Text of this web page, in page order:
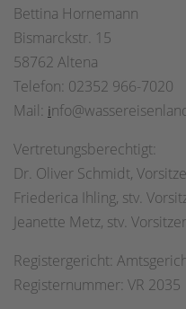
Bettina Hornemann
Bismarckstr. 15
58762 Altena
Telefon: 02352 966-7020
Mail: i
Vertretungsberechtigt:
Dr. Oliver Schmidt,
Friederica Ihling, stv.
Jeanette Metz, stv.
Registergericht:
Registernummer: VR 2035